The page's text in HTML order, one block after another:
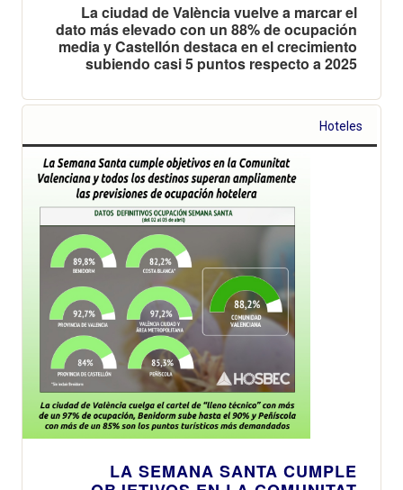
La ciudad de València vuelve a marcar el
dato más elevado con un 88% de ocupación
media y Castellón destaca en el crecimiento
subiendo casi 5 puntos respecto a 2025
Hoteles
LA SEMANA SANTA CUMPLE